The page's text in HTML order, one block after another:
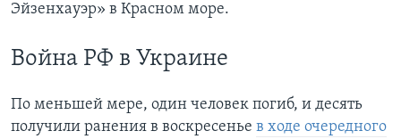
Эйзенхауэр» в Красном море.
Война РФ в Украине
По меньшей мере, один человек погиб, и десять
получили ранения в воскресенье в ходе очередного